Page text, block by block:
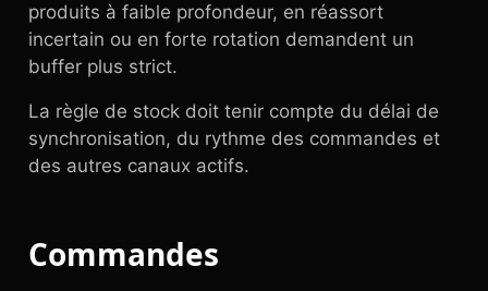
produits à faible profondeur, en réassort
incertain ou en forte rotation demandent un
buffer plus strict.
La règle de stock doit tenir compte du délai de
synchronisation, du rythme des commandes et
des autres canaux actifs.
Commandes